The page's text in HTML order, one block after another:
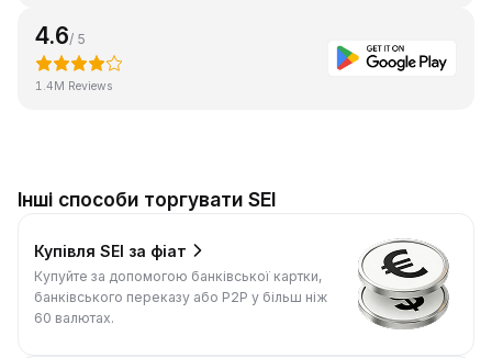
4.6/ 5
1.4M Reviews
Інші способи торгувати SEI
Купівля SEI за фіат
Купуйте за допомогою банківської картки,
банківського переказу або P2P у більш ніж
60 валютах.